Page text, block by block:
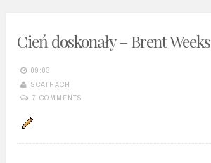
Cień doskonały – Brent Weeks
09:03
SCATHACH
7 COMMENTS